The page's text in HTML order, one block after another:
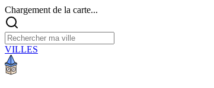
Chargement de la carte...
VILLES